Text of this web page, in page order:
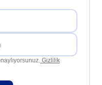
Gizlilik